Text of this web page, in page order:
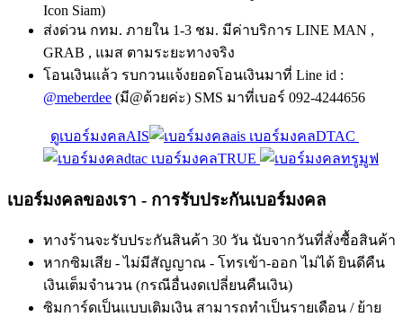
Icon Siam)
ส่งด่วน กทม. ภายใน 1-3 ชม. มีค่าบริการ LINE MAN ,
GRAB , แมส ตามระยะทางจริง
โอนเงินแล้ว รบกวนแจ้งยอดโอนเงินมาที่ Line id :
@meberdee (มี@ด้วยค่ะ) SMS มาที่เบอร์ 092-4244656
ดูเบอร์มงคลAIS
เบอร์มงคลDTAC
เบอร์มงคลTRUE
เบอร์มงคลของเรา - การรับประกันเบอร์มงคล
ทางร้านจะรับประกันสินค้า 30 วัน นับจากวันที่สั่งซื้อสินค้า
หากซิมเสีย - ไม่มีสัญญาณ - โทรเข้า-ออก ไม่ได้ ยินดีคืน
เงินเต็มจำนวน (กรณีอื่นงดเปลี่ยนคืนเงิน)
ซิมการ์ดเป็นแบบเติมเงิน สามารถทำเป็นรายเดือน / ย้าย